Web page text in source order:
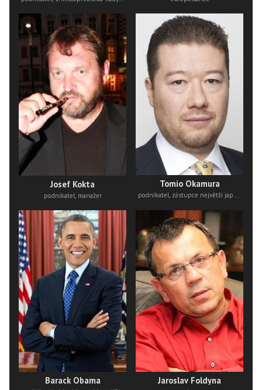
Josef Kokta
podnikatel, manažer
Tomio Okamura
Barack Obama Jaroslav Foldyna